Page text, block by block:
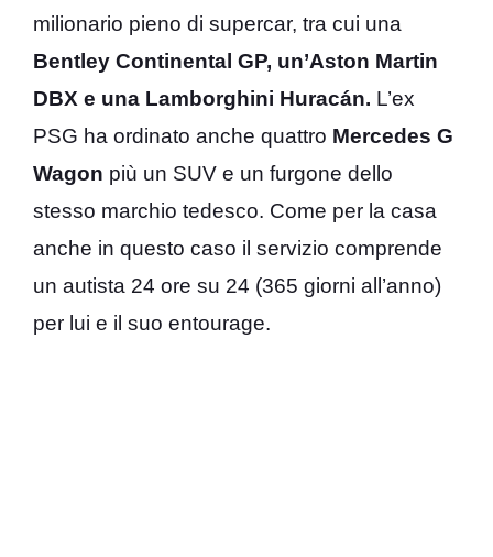
milionario pieno di supercar, tra cui una
Bentley Continental GP, un’Aston Martin
DBX e una Lamborghini Huracán. L’ex
PSG ha ordinato anche quattro Mercedes G
Wagon più un SUV e un furgone dello
stesso marchio tedesco. Come per la casa
anche in questo caso il servizio comprende
un autista 24 ore su 24 (365 giorni all’anno)
per lui e il suo entourage.